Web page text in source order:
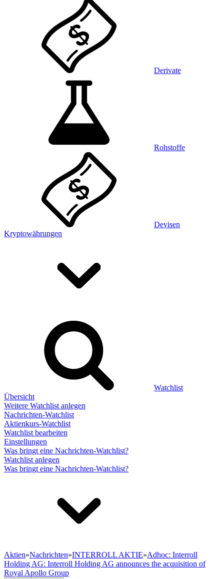
Derivate
Rohstoffe
Devisen
Kryptowährungen
Watchlist
Übersicht
Weitere Watchlist anlegen
Nachrichten-Watchlist
Aktienkurs-Watchlist
Watchlist bearbeiten
Einstellungen
Was bringt eine Nachrichten-Watchlist?
Watchlist anlegen
Was bringt eine Nachrichten-Watchlist?
Aktien»Nachrichten»INTERROLL AKTIE»Adhoc: Interroll
Holding AG: Interroll Holding AG announces the acquisition of
Royal Apollo Group